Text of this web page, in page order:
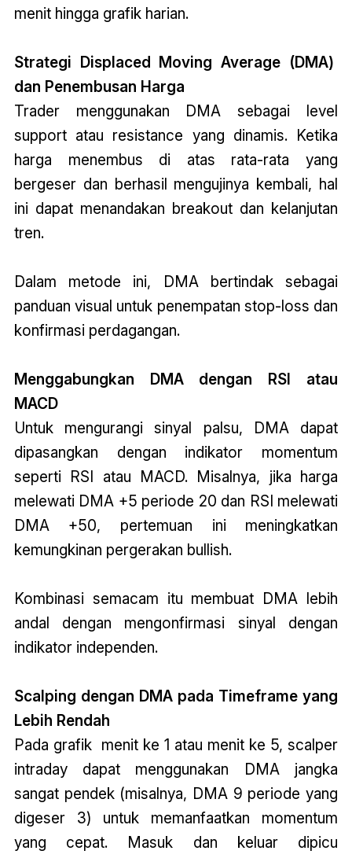
menit hingga grafik harian.
Strategi Displaced Moving Average (DMA)
dan Penembusan Harga
Trader menggunakan DMA sebagai level
support atau resistance yang dinamis. Ketika
harga menembus di atas rata-rata yang
bergeser dan berhasil mengujinya kembali, hal
ini dapat menandakan breakout dan kelanjutan
tren.
Dalam metode ini, DMA bertindak sebagai
panduan visual untuk penempatan stop-loss dan
konfirmasi perdagangan.
Menggabungkan DMA dengan RSI atau
MACD
Untuk mengurangi sinyal palsu, DMA dapat
dipasangkan dengan indikator momentum
seperti RSI atau MACD. Misalnya, jika harga
melewati DMA +5 periode 20 dan RSI melewati
DMA +50, pertemuan ini meningkatkan
kemungkinan pergerakan bullish.
Kombinasi semacam itu membuat DMA lebih
andal dengan mengonfirmasi sinyal dengan
indikator independen.
Scalping dengan DMA pada Timeframe yang
Lebih Rendah
Pada grafik menit ke 1 atau menit ke 5, scalper
intraday dapat menggunakan DMA jangka
sangat pendek (misalnya, DMA 9 periode yang
digeser 3) untuk memanfaatkan momentum
yang cepat. Masuk dan keluar dipicu